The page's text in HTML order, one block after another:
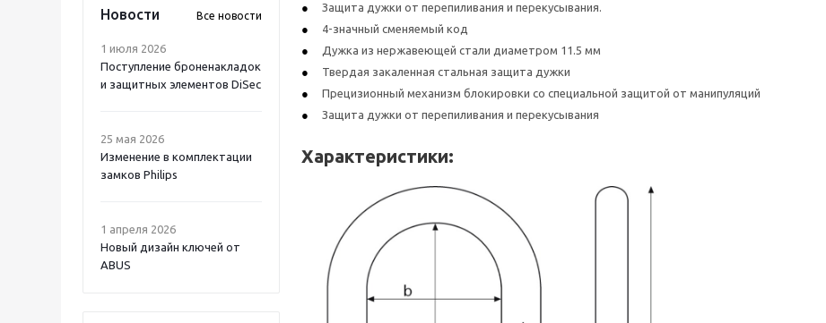
Новости Все новости
1 июля 2026
Поступление броненакладок
и защитных элементов DiSec
25 мая 2026
Изменение в комплектации
замков Philips
1 апреля 2026
Новый дизайн ключей от
ABUS
Защита дужки от перепиливания и перекусывания.
4-значный сменяемый код
Дужка из нержавеющей стали диаметром 11.5 мм
Твердая закаленная стальная защита дужки
Прецизионный механизм блокировки со специальной защитой от манипуляций
Защита дужки от перепиливания и перекусывания
Характеристики: